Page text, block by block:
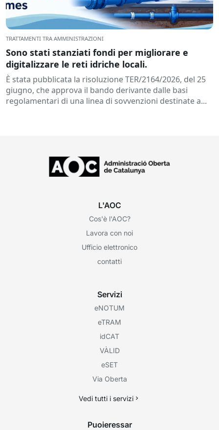
TRATTAMENTI TRA AMMINISTRAZIONI
Sono stati stanziati fondi per migliorare e
digitalizzare le reti idriche locali.
È stata pubblicata la risoluzione TER/2164/2026, del 25
giugno, che approva il bando derivante dalle basi
regolamentari di una linea di sovvenzioni destinate a...
L'AOC
Cos'è l'AOC?
Lavora con noi
Ufficio elettronico
contatti
Servizi
eNOTUM
eTRAM
idCAT
VÀLID
eSET
Via Oberta
Vedi tutti i servizi
Puoieressar